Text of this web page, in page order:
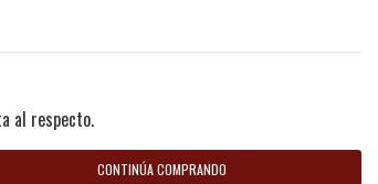
al respecto.
CONTINÚA COMPRANDO